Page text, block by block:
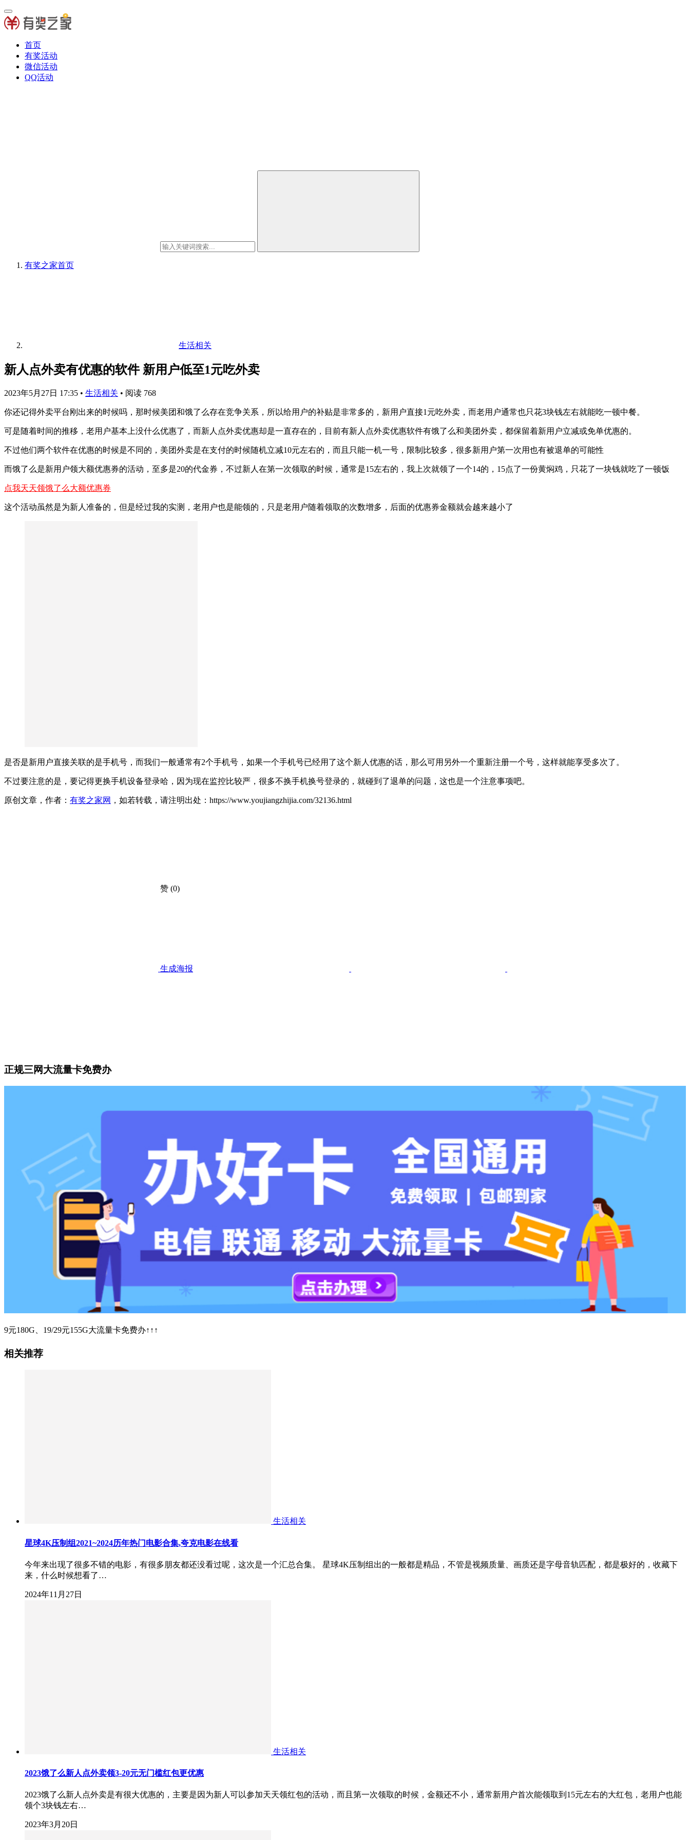
首页
有奖活动
微信活动
QQ活动
有奖之家首页
生活相关
新人点外卖有优惠的软件 新用户低至1元吃外卖
2023年5月27日 17:35 • 生活相关 • 阅读 768
你还记得外卖平台刚出来的时候吗，那时候美团和饿了么存在竞争关系，所以给用户的补贴是非常多的，新用户直接1元吃外卖，而老用户通常也只花3块钱左右就能吃一顿中餐。
可是随着时间的推移，老用户基本上没什么优惠了，而新人点外卖优惠却是一直存在的，目前有新人点外卖优惠软件有饿了么和美团外卖，都保留着新用户立减或免单优惠的。
不过他们两个软件在优惠的时候是不同的，美团外卖是在支付的时候随机立减10元左右的，而且只能一机一号，限制比较多，很多新用户第一次用也有被退单的可能性
而饿了么是新用户领大额优惠券的活动，至多是20的代金券，不过新人在第一次领取的时候，通常是15左右的，我上次就领了一个14的，15点了一份黄焖鸡，只花了一块钱就吃了一顿饭
点我天天领饿了么大额优惠券
这个活动虽然是为新人准备的，但是经过我的实测，老用户也是能领的，只是老用户随着领取的次数增多，后面的优惠券金额就会越来越小了
是否是新用户直接关联的是手机号，而我们一般通常有2个手机号，如果一个手机号已经用了这个新人优惠的话，那么可用另外一个重新注册一个号，这样就能享受多次了。
不过要注意的是，要记得更换手机设备登录哈，因为现在监控比较严，很多不换手机换号登录的，就碰到了退单的问题，这也是一个注意事项吧。
原创文章，作者： 有奖之家网 ，如若转载，请注明出处：https://www.youjiangzhijia.com/32136.html
赞 (0)
生成海报
正规三网大流量卡免费办
9元180G、19/29元155G大流量卡免费办↑↑↑
相关推荐
生活相关
星球4K压制组2021~2024历年热门电影合集,夸克电影在线看
今年来出现了很多不错的电影，有很多朋友都还没看过呢，这次是一个汇总合集。 星球4K压制组出的一般都是精品，不管是视频质量、画质还是字母音轨匹配，都是极好的，收藏下
来，什么时候想看了…
2024年11月27日
生活相关
2023饿了么新人点外卖领3-20元无门槛红包更优惠
2023饿了么新人点外卖是有很大优惠的，主要是因为新人可以参加天天领红包的活动，而且第一次领取的时候，金额还不小，通常新用户首次能领取到15元左右的大红包，老用户也能
领个3块钱左右…
2023年3月20日